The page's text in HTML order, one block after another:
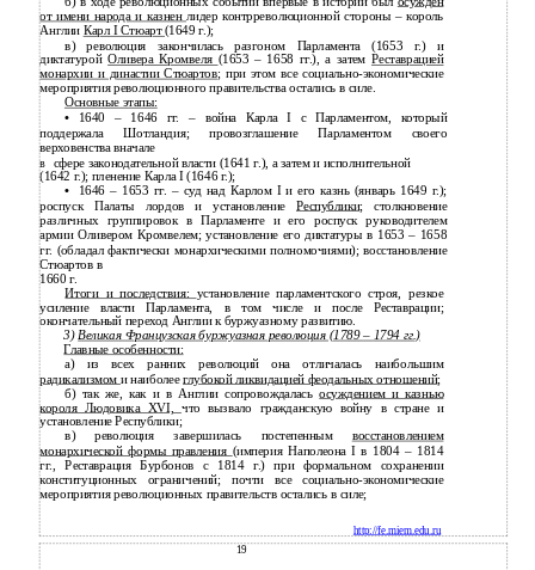
от имени народа и казненлидер контрреволюционной стороны – король
Англии Карл I Стюарт(1649 г.);
в) революция закончилась разгоном Парламента (1653 г.) и
диктатуройОливера Кромвеля (1653 – 1658 гг.), а затем Реставрацией
монархии и династии Стюартов; при этом все социально-экономические
мероприятия революционного правительства остались в силе.
Основные этапы:
•
1640 – 1646 гг. – война Карла I с Парламентом, который
поддержала Шотландия; провозглашение Парламентом своего
верховенства вначале
в
сфере законодательной власти (1641 г.), а затем и исполнительной
(1642 г.); пленение Карла I (1646 г.);
• 1646 – 1653 гг. – суд над Карлом I и его казнь (январь 1649 г.);
роспуск Палаты лордов и установление Республики; столкновение
различных группировок в Парламенте и его роспуск руководителем
армии Оливером Кромвелем; установление его диктатуры в 1653 – 1658
гг. (обладал фактически монархическими полномочиями); восстановление
Стюартов в
1660 г.
Итоги и последствия: установление парламентского строя, резкое
усиление власти Парламента, в том числе и после Реставрации;
окончательный переход Англии к буржуазному развитию.
3)Великая Французская буржуазная революция (1789– 1794 гг.)
Главные особенности:
а) из всех ранних революций она отличалась наибольшим
радикализмом и наиболееглубокой ликвидацией феодальных отношений;
б) так же, как и в Англии сопровождаласьосуждением и казнью
короля Людовика XVI, что вызвало гражданскую войну в стране и
установление Республики;
в) революция завершилась постепенным восстановлением
монархической формы правления (империя Наполеона I в 1804 – 1814
гг., Реставрация Бурбонов с 1814 г.) при формальном сохранении
конституционных ограничений; почти все социально-экономические
мероприятия революционных правительств остались в силе;
http://fe.miem.edu.ru
19